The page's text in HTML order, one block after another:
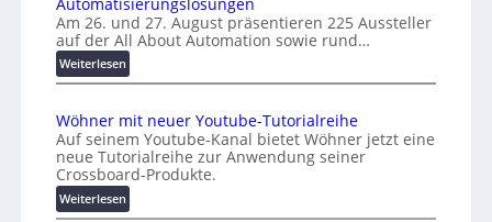
u
t
m
t
i
o
i
n
d
e
K
o
s
t
e
Am 26. und 27. August präsentieren 225 Aussteller
auf der All About Automation sowie rund…
Weiterlesen:
A
A
Z
ü
r
i
Wöhner mit neuer Youtube-Tutorialreihe
Auf seinem Youtube-Kanal bietet Wöhner jetzt eine
neue Tutorialreihe zur Anwendung seiner
Crossboard-Produkte.
Weiterlesen:
W